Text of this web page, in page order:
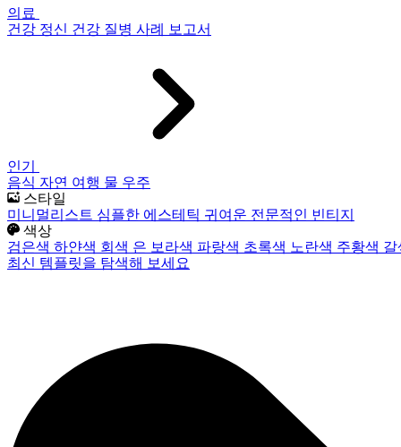
의료
건강 정신 건강 질병 사례 보고서
인기
음식 자연 여행 물 우주
스타일
미니멀리스트 심플한 에스테틱 귀여운 전문적인 빈티지
색상
검은색 하얀색 회색 은 보라색 파랑색 초록색 노란색 주황색
최신 템플릿을 탐색해 보세요